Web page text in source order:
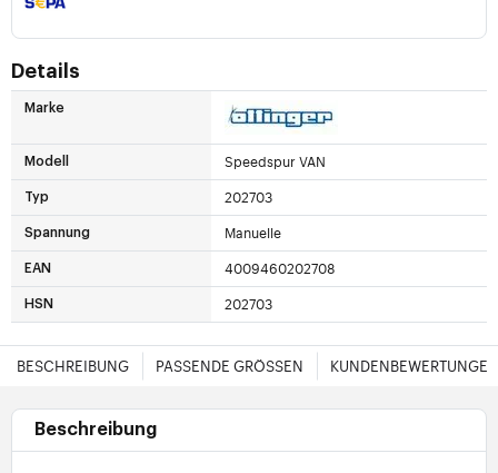
Details
Marke
Modell Speedspur VAN
Typ 202703
Spannung Manuelle
EAN 4009460202708
HSN 202703
BESCHREIBUNG PASSENDE GRÖSSEN KUNDENBEWERTUNGEN
Beschreibung